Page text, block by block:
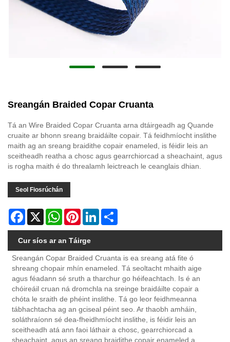
Sreangán Braided Copar Cruanta
Tá an Wire Braided Copar Cruanta arna dtáirgeadh ag Quande
cruaite ar bhonn sreang braidáilte copair. Tá feidhmíocht inslithe
maith ag an sreang braidithe copair enameled, is féidir leis an
sceitheadh ​​reatha a chosc agus gearrchiorcad a sheachaint, agus
is rogha maith é do threalamh leictreach le ceanglais dhian.
Seol Fiosrúchán
Facebook
X WhatsAppPinterestLinkedIn
Cur síos ar an Táirge
Sreangán Copar Braided Cruanta is ea sreang atá fite ó
shreang chopair mhín enameled. Tá seoltacht mhaith aige
agus féadann sé sruth a tharchur go héifeachtach. Is é an
chóireáil cruan ná dromchla na sreinge braidáilte copair a
chóta le sraith de phéint inslithe. Tá go leor feidhmeanna
tábhachtacha ag an gciseal péint seo. Ar thaobh amháin,
soláthraíonn sé dea-fheidhmíocht inslithe, is féidir leis an
sceitheadh ​​atá ann faoi láthair a chosc, gearrchiorcad a
sheachaint, agus an sreang braidithe copair enameled a